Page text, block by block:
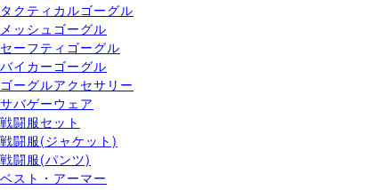
タクティカルゴーグル
メッシュゴーグル
セーフティゴーグル
バイカーゴーグル
ゴーグルアクセサリー
サバゲーウェア
戦闘服セット
戦闘服(ジャケット)
戦闘服(パンツ)
ベスト・アーマー